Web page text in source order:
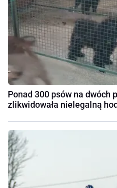
Ponad 300 psów na dwóch
zlikwidowała nielegalną